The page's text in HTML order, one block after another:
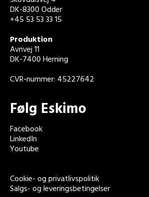
DK-8300 Odder
+45 53 53 33 15
Produktion
Avnvej 11
DK-7400 Herning
CVR-nummer: 45227642
Følg Eskimo
Facebook
LinkedIn
Youtube
Cookie- og privatlivspolitik
Salgs- og leveringsbetingelser